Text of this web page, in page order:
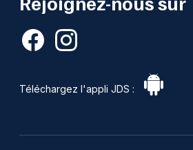
Téléchargez l'appli JDS :